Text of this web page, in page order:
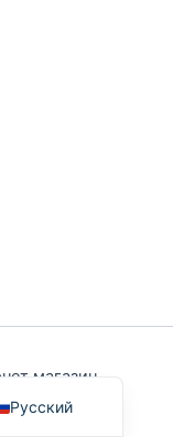
магазин
Русский
Українська